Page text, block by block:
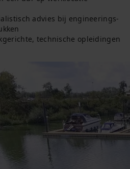
advies bij engineerings-
technische opleidingen